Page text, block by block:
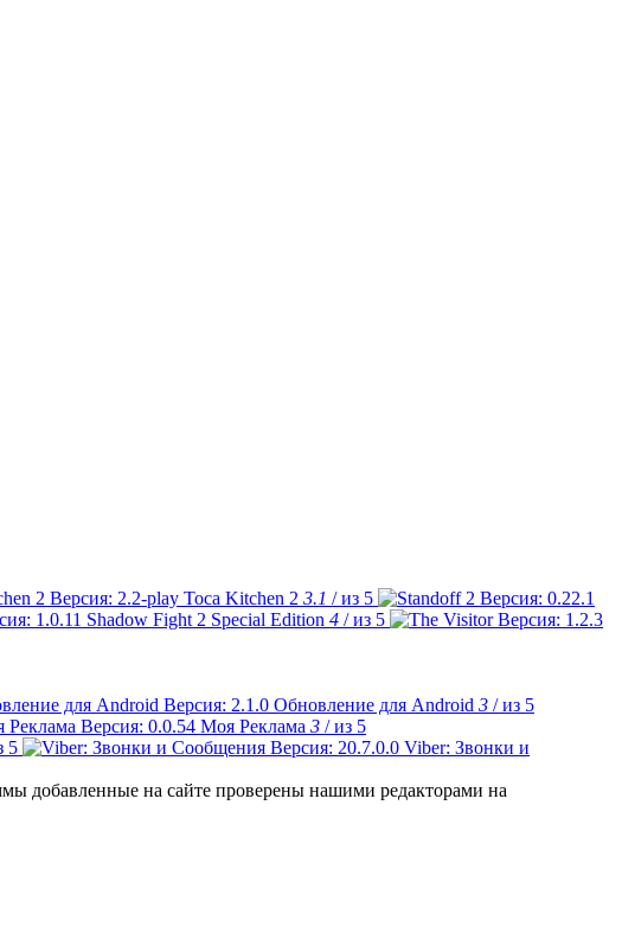
Toca Kitchen 2 3.1 / из 5
Shadow Fight 2 Special Edition 4 / из 5
Обновление для Android 3 / из 5
Моя Реклама 3 / из 5
5
Viber: Звонки и
добавленные на сайте проверены нашими редакторами на